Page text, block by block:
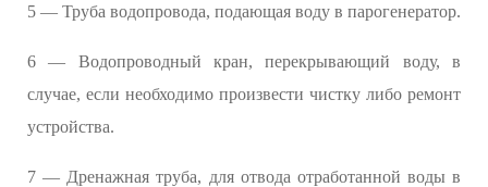
5 — Труба водопровода, подающая воду в парогенератор.
6 — Водопроводный кран, перекрывающий воду, в
случае, если необходимо произвести чистку либо ремонт
устройства.
7 — Дренажная труба, для отвода отработанной воды в